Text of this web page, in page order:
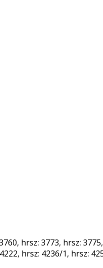
hrsz: 3773, hrsz:
hrsz: 4236/1, hrsz: